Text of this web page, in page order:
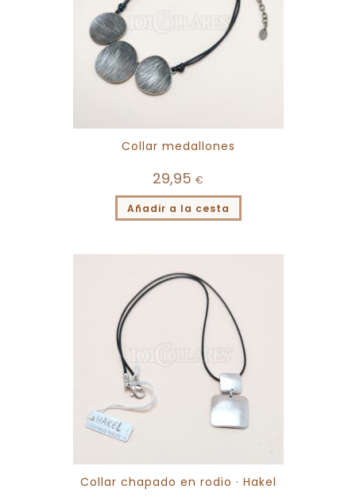
Collar medallones
29,95 €
Añadir a la cesta
Collar chapado en rodio · Hakel